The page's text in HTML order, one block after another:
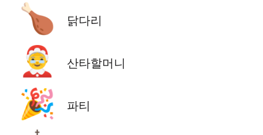
🍗 닭다리
🤶 산타할머니
🎉 파티